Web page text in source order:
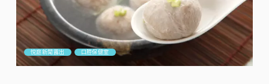
悅庭新聞露出 口腔保健室